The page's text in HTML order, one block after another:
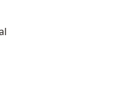
contactarme,
aprender nuevas
que deseamos.